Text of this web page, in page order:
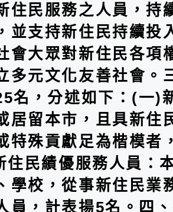
住民服務之人員，持
並支持新住民持續投
會大眾對新住民各項
多元文化友善社會。
名，分述如下：(一)
居留本市，且具新住
特殊貢獻足為楷模者
住民績優服務人員：
學校，從事新住民業
員，計表揚5名。四